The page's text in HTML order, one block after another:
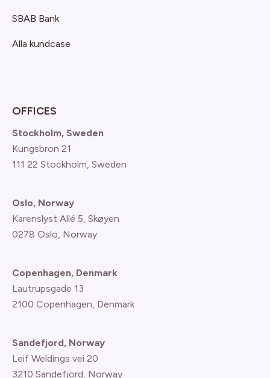
SBAB Bank
Alla kundcase
OFFICES
Stockholm, Sweden
Kungsbron 21
111 22 Stockholm, Sweden
Oslo, Norway
Karenslyst Allé 5, Skøyen
0278 Oslo, Norway
Copenhagen, Denmark
Lautrupsgade 13
2100 Copenhagen, Denmark
Sandefjord, Norway
Leif Weldings vei 20
3210 Sandefjord, Norway